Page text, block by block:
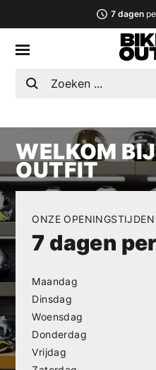
7 dagen
WELKOM
OUTFIT
ONZE OPENINGSTIJDEN
7 dagen
Maandag
Dinsdag
Woensdag
Donderdag
Vrijdag